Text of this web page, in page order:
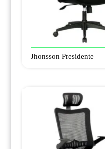
Jhonsson Presidente